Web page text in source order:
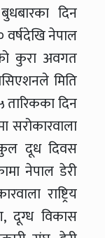
दिन
नेपाल
कुरा अवगत
मिति
तारिकका दिन
सरोकारवाला
दूध दिवस
नेपाल डेरी
राष्ट्रिय
दूग्ध विकास